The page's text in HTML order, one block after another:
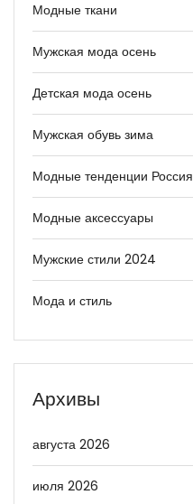
Модные ткани
Мужская мода осень
Детская мода осень
Мужская обувь зима
Модные тенденции Россия
Модные аксессуары
Мужские стили 2024
Мода и стиль
Архивы
августа 2026
июля 2026